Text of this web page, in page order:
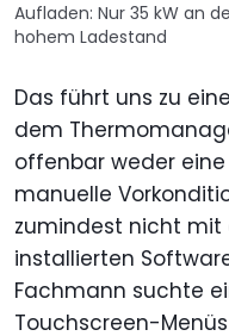
Aufladen: Nur 35 kW an
hohem Ladestand
Das führt uns zu
dem
offenbar weder
manuelle
zumindest nicht mit
installierten
Fachmann suchte
Touchscreen-